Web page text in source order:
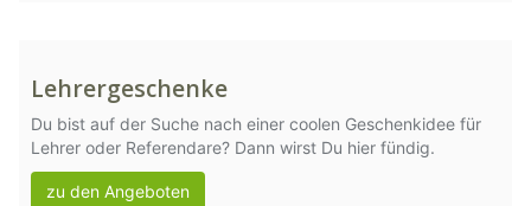
Lehrergeschenke
Du bist auf der Suche nach einer coolen Geschenkidee für
Lehrer oder Referendare? Dann wirst Du hier fündig.
zu den Angeboten